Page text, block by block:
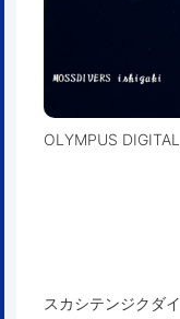
OLYMPUS
スカシテンジクダ